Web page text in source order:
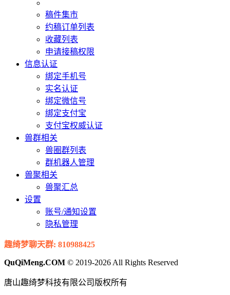
稿件集市
约稿订单列表
收藏列表
申请接稿权限
信息认证
绑定手机号
实名认证
绑定微信号
绑定支付宝
支付宝权威认证
兽群相关
兽圈群列表
群机器人管理
兽聚相关
兽聚汇总
设置
账号/通知设置
隐私管理
趣绮梦聊天群: 810988425
QuQiMeng.COM © 2019-2026 All Rights Reserved
唐山趣绮梦科技有限公司版权所有